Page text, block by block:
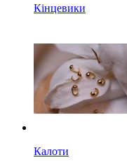
Кінцевики
Калоти